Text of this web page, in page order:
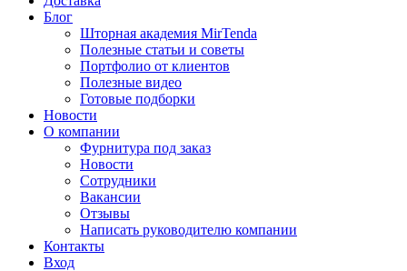
Блог
Шторная академия MirTenda
Полезные статьи и советы
Портфолио от клиентов
Полезные видео
Готовые подборки
Новости
О компании
Фурнитура под заказ
Новости
Сотрудники
Вакансии
Отзывы
Написать руководителю компании
Контакты
Вход